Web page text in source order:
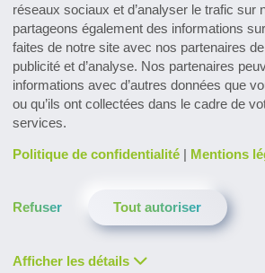
réseaux sociaux et d’analyser le trafic sur
partageons également des informations
faites de notre site avec nos partenaires
publicité et d’analyse. Nos partenaires
informations avec d’autres données que
ou qu’ils ont collectées dans le cadre de
services.
Politique de confidentialité | Mentions
Afficher les détails
Refuser Tout autoriser
Subscribe to the
newsletter
Politique de
LinkedInYouTube